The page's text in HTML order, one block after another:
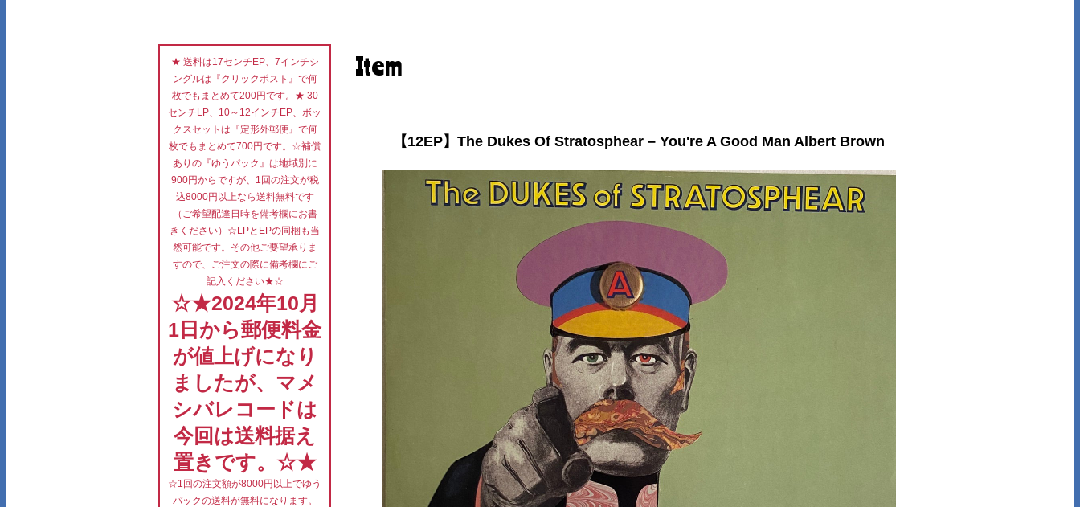
Item
【12EP】The Dukes Of Stratosphear – You're A Good Man Albert Brown
★ 送料は17センチEP、7インチシ
ングルは『クリックポスト』で何
枚でもまとめて200円です。★ 30
センチLP、10～12インチEP、ボッ
クスセットは『定形外郵便』で何
枚でもまとめて700円です。☆補償
ありの『ゆうパック』は地域別に
900円からですが、1回の注文が税
込8000円以上なら送料無料です
（ご希望配達日時を備考欄にお書
きください）☆LPとEPの同梱も当
然可能です。その他ご要望承りま
すので、ご注文の際に備考欄にご
記入ください★☆
☆★2024年10月
1日から郵便料金
が値上げになり
ましたが、マメ
シバレコードは
今回は送料据え
置きです。☆★
☆1回の注文額が8000円以上でゆう
パックの送料が無料になります。